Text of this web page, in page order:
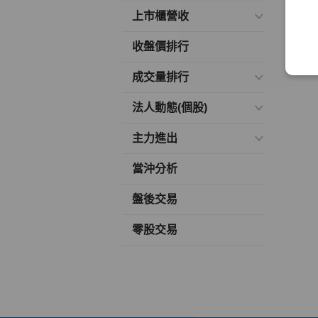
上市櫃營收
收盤價排行
成交量排行
法人動態(個股)
主力進出
當沖分析
盤後交易
零股交易